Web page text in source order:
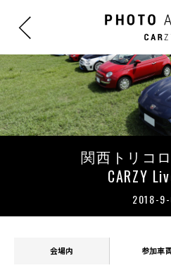
関西トリコ
CARZY
2018-
会場内 参加車